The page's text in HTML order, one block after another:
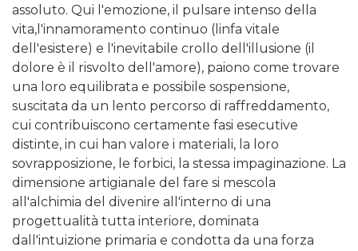
assoluto. Qui l'emozione, il pulsare intenso della
vita,l'innamoramento continuo (linfa vitale
dell'esistere) e l'inevitabile crollo dell'illusione (il
dolore è il risvolto dell'amore), paiono come trovare
una loro equilibrata e possibile sospensione,
suscitata da un lento percorso di raffreddamento,
cui contribuiscono certamente fasi esecutive
distinte, in cui han valore i materiali, la loro
sovrapposizione, le forbici, la stessa impaginazione. La
dimensione artigianale del fare si mescola
all'alchimia del divenire all'interno di una
progettualità tutta interiore, dominata
dall'intuizione primaria e condotta da una forza